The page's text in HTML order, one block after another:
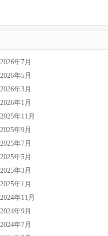
2026年7月
2026年5月
2026年3月
2026年1月
2025年11月
2025年9月
2025年7月
2025年5月
2025年3月
2025年1月
2024年11月
2024年9月
2024年7月